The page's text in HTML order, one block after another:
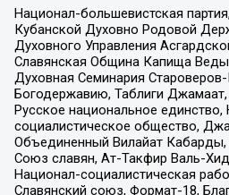
Национал-большевистская
Кубанской Духовно Родовой
Духовного Управления
Славянская Община Капища
Духовная Семинария
Богодержавию, Таблиги
Русское национальное единство,
социалистическое общество,
Объединенный Вилайат Кабарды,
Союз славян, Ат-Такфир Валь-
Национал-социалистическая
Славянский союз, Формат-18,